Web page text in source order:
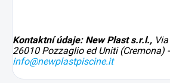
Kontaktní údaje: New Plast s.r.l.,
26010 Pozzaglio ed Uniti (Cremona)
info@newplastpiscine.it